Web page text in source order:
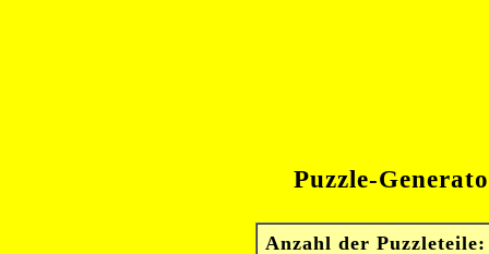
Puzzle-
Anzahl der Puzzleteile: